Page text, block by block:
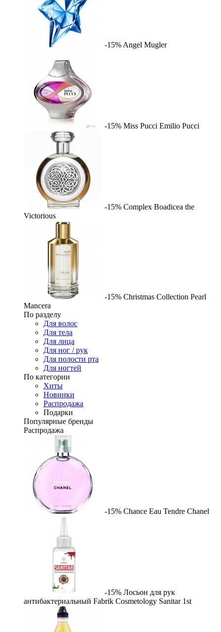
-15% Angel Mugler
-15% Miss Pucci Emilio Pucci
-15% Complex Boadicea the
Victorious
-15% Christmas Collection Pearl
Mancera
По разделу
Для волос
Для тела
Для лица
Для ног / рук
Для полости рта
Для ногтей
По категории
Хиты
Новинки
Распродажа
Подарки
Популярные бренды
Распродажа
-15% Chance Eau Tendre Chanel
-15% Лосьон для рук
антибактериальный Fabrik Cosmetology Sanitar 1st